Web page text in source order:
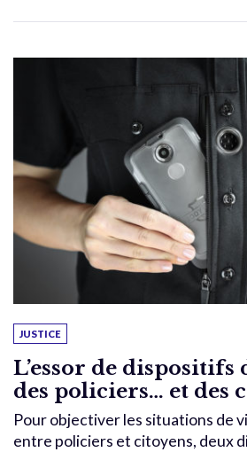
JUSTICE
L’essor de dispositifs
des policiers… et des
Pour objectiver les situations de
entre policiers et citoyens, deux